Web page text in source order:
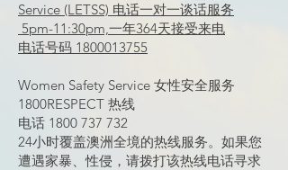
Service (LETSS) 电话一对一谈话服务
5pm-11:30pm,一年364天接受来电
电话号码 1800013755
Women Safety Service 女性安全服务
1800RESPECT 热线
电话 1800 737 732
24小时覆盖澳洲全境的热线服务。如果您
遭遇家暴、性侵，请拨打该热线电话寻求